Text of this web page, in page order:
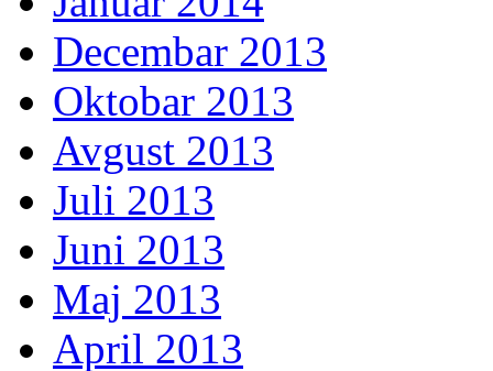
Decembar 2013
Oktobar 2013
Avgust 2013
Juli 2013
Juni 2013
Maj 2013
April 2013